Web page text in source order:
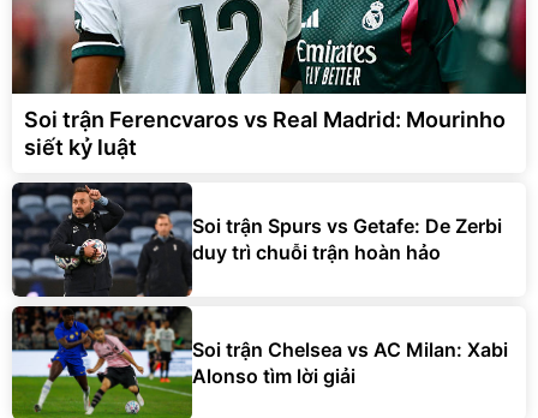
Soi trận Ferencvaros vs Real Madrid: Mourinho
siết kỷ luật
Soi trận Spurs vs Getafe: De Zerbi
duy trì chuỗi trận hoàn hảo
Soi trận Chelsea vs AC Milan: Xabi
Alonso tìm lời giải